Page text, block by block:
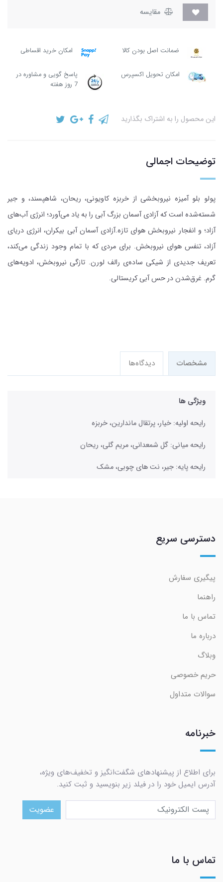
مقایسه
ضمانت اصل بودن کالا امکان خرید اقساطی
امکان تحویل اکسپرس
پاسخ گویی و مشاوره در
7 روز هفته
این محصول را به اشتراک بگذارید
توضیحات اجمالی
پولو بلو آمیزه نیروبخشی از خربزه کاویونی، ریحان، شاهپسند، و جیر
شسته‌شده است که آزادی آسمان بزرگ آبی را به یاد می‌آورد؛ انرژی آب‌های
آزاد؛ و انفجار نیروبخش هوای تازه.آزادی آسمان آبی بیکران، انرژی دریای
آزاد، تنفس هوای نیروبخش. برای مردی که با تمام وجود زندگی می‌کند،
تعریف جدیدی از شیکی ساده‌ی رالف لورن. تازگی نیروبخش، ادویه‌های
گرم. غرق‌شدن در حس آبی کریستالی.
مشخصات دیدگاه‌ها
ویژگی ها
رایحه اولیه: خیار، پرتقال ماندارین، خربزه
رایحه میانی: گل شمعدانی، مریم گلی، ریحان
رایحه پایه: جیر، نت های چوبی، مشک
دسترسی سریع
پیگیری سفارش
راهنما
تماس با ما
درباره ما
وبلاگ
حریم خصوصی
سوالات متداول
خبرنامه
برای اطلاع از پیشنهادهای شگفت‌انگیز و تخفیف‌های ویژه،
آدرس ایمیل خود را در فیلد زیر بنویسید و ثبت کنید.
عضویت
تماس با ما